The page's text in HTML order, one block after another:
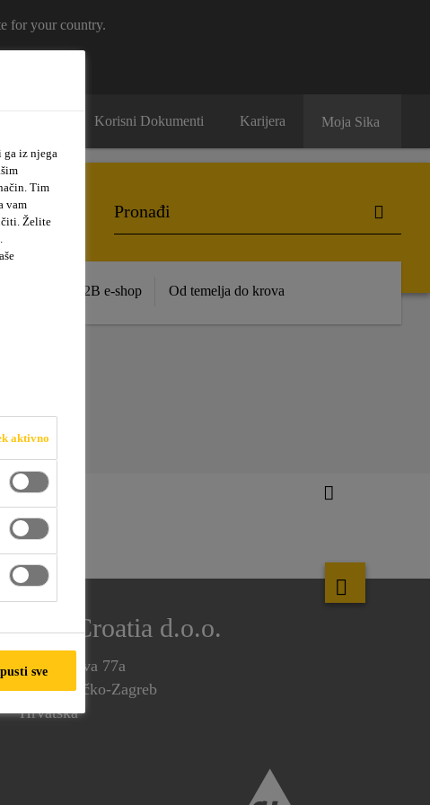
for your country.
Korisni Dokumenti Karijera Moja Sika
B2B e-shop Od temelja do krova
Sika Croatia d.o.o.
Puškarićeva 77a
10250 Lučko-Zagreb
Hrvatska
ga iz njega
Tim
vam
Želite
aktivno
sve